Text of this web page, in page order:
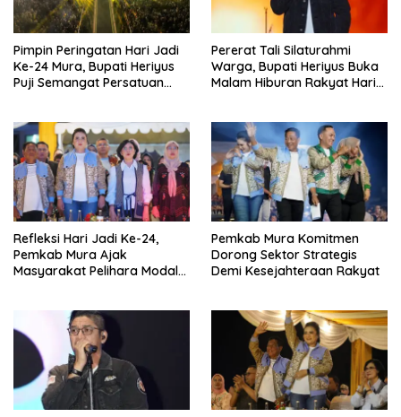
Pimpin Peringatan Hari Jadi
Ke-24 Mura, Bupati Heriyus
Puji Semangat Persatuan
Pererat Tali Silaturahmi
Warga, Bupati Heriyus Buka
Malam Hiburan Rakyat Hari
Refleksi Hari Jadi Ke-24,
Pemkab Mura Ajak
Masyarakat Pelihara Modal
Pemkab Mura Komitmen
Dorong Sektor Strategis
Demi Kesejahteraan Rakyat